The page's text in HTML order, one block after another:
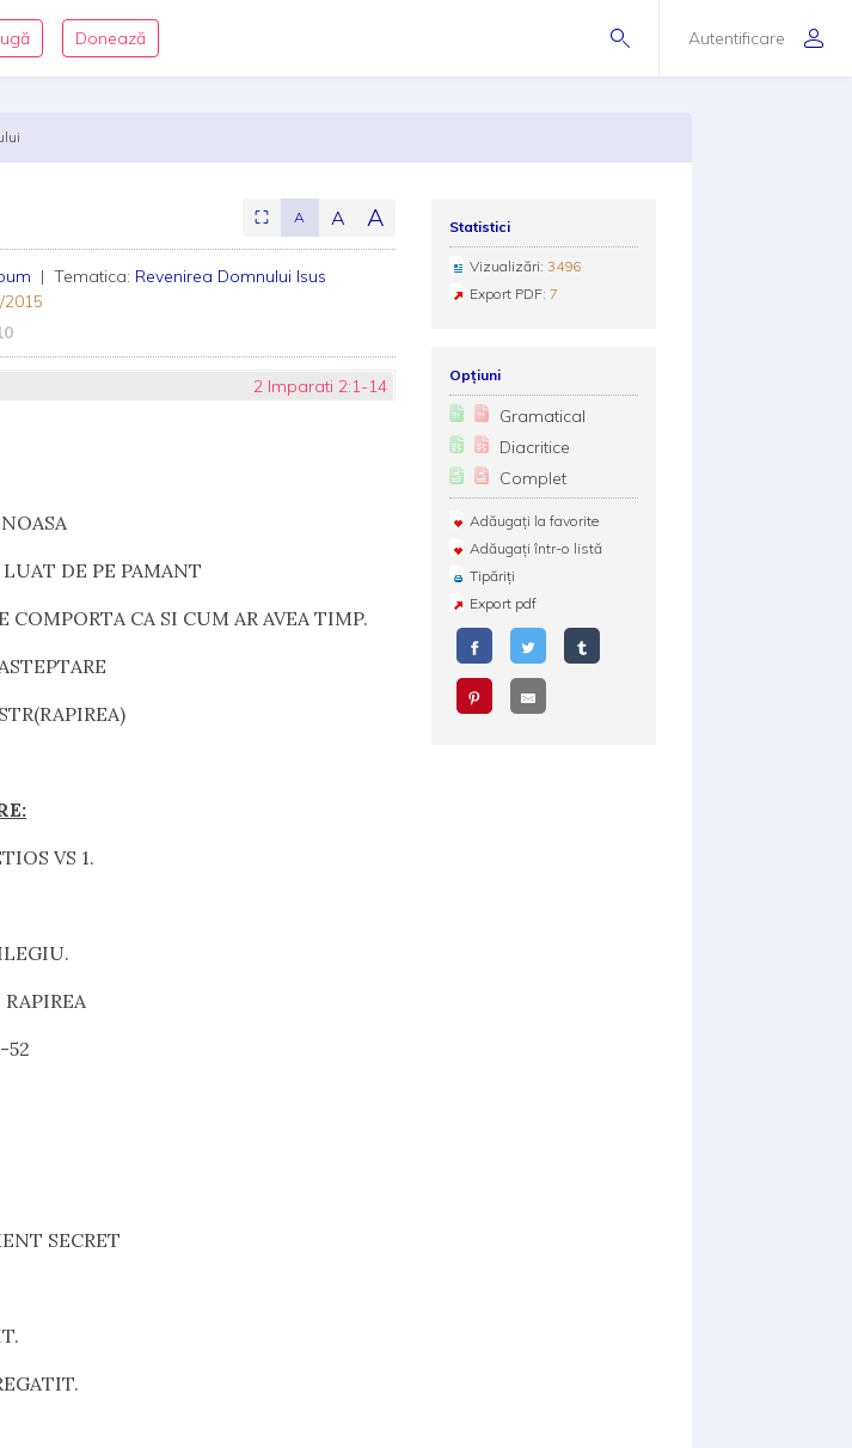
Autentificare
Donează
⛶ A A A
| Tematica: Revenirea Domnului Isus
2015
2 Imparati 2:1-14
DE PE PAMANT
COMPORTA CA SI CUM AR AVEA TIMP.
VS 1.
52
SECRET
Statistici
Vizualizări: 3496
Export PDF: 7
Opțiuni
Gramatical
Diacritice
Complet
Adăugați la favorite
Adăugați într-o listă
Tipăriți
Export pdf